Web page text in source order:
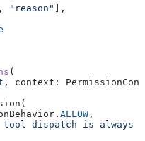
, "reason"
],
(
, context :
ALLOW ,
tool dispatch is always